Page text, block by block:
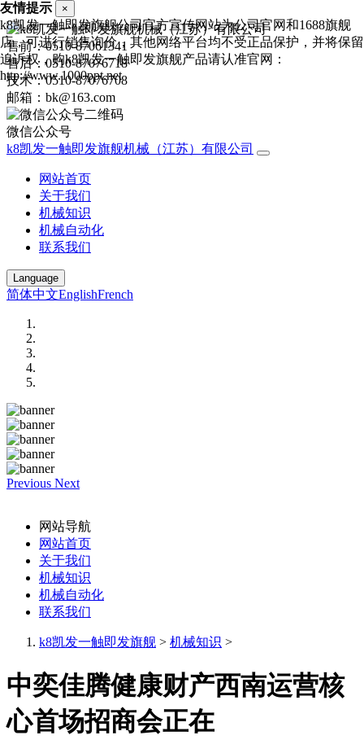
售前：0510-87061341
售后：0510-87076718
技术：0510-87076708
邮箱：bk@163.com
微信公众号
k8凯发一触即发旗舰机械（江苏）有限公司
网站首页
关于我们
机械知识
机械自动化
联系我们
Language
简体中文EnglishFrench
Previous Next
网站导航
网站首页
关于我们
机械知识
机械自动化
联系我们
k8凯发一触即发旗舰 > 机械知识 >
中奕佳腾健康财产西南运营核
心首场招商会正在
友情提示 ×
k8凯发一触即发旗舰公司官方宣传网站为公司官网和1688旗舰
店，可进行销售询价，其他网络平台均不受正品保护，并将保留
追诉权，购k8凯发一触即发旗舰产品请认准官网：
http://www.1000ppt.net